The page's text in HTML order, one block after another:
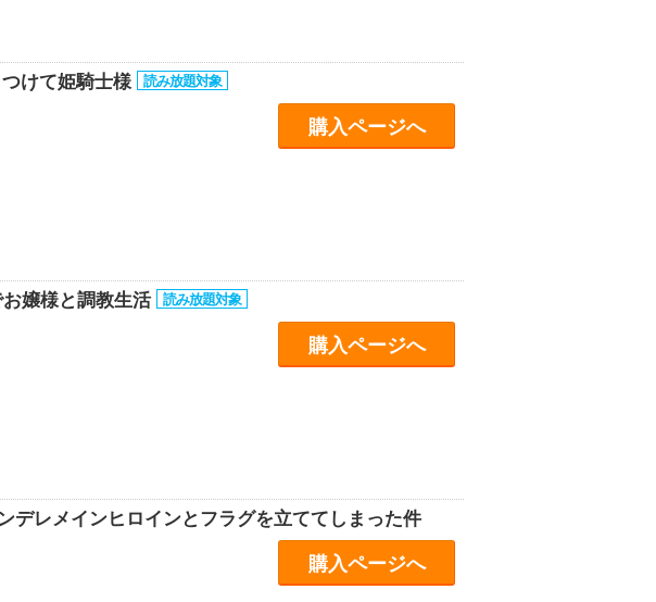
けて姫騎士様
購入ページへ
嬢様と調教生活
購入ページへ
デレメインヒロインとフラグを立ててしまった件
購入ページへ